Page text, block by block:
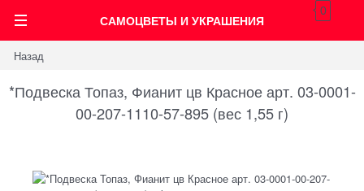
САМОЦВЕТЫ И УКРАШЕНИЯ
0
Назад
*Подвеска Топаз, Фианит цв Красное арт. 03-0001-
00-207-1110-57-895 (вес 1,55 г)